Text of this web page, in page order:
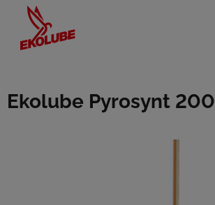
Ekolube Pyrosynt 200